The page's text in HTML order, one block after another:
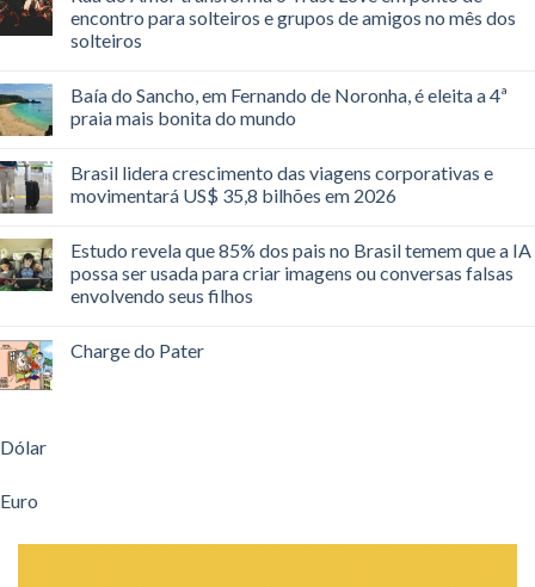
encontro para solteiros e grupos de amigos no mês dos
solteiros
Baía do Sancho, em Fernando de Noronha, é eleita a 4ª
praia mais bonita do mundo
Brasil lidera crescimento das viagens corporativas e
movimentará US$ 35,8 bilhões em 2026
Estudo revela que 85% dos pais no Brasil temem que a IA
possa ser usada para criar imagens ou conversas falsas
envolvendo seus filhos
Charge do Pater
Dólar
Euro